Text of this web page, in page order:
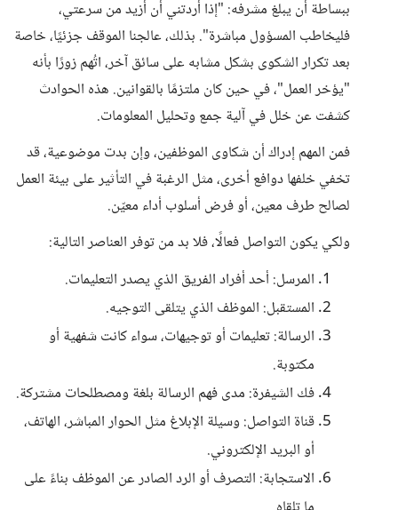
ببساطة أن يبلغ مشرفه: "إذا أردتني أن أزيد من سرعتي،
فليخاطب المسؤول مباشرة". بذلك، عالجنا الموقف جزئيًا، خاصة
بعد تكرار الشكوى بشكل مشابه على سائق آخر، اتُهم زورًا بأنه
"يؤخر العمل"، في حين كان ملتزمًا بالقوانين. هذه الحوادث
كشفت عن خلل في آلية جمع وتحليل المعلومات.
فمن المهم إدراك أن شكاوى الموظفين، وإن بدت موضوعية، قد
تخفي خلفها دوافع أخرى، مثل الرغبة في التأثير على بيئة العمل
لصالح طرف معين، أو فرض أسلوب أداء معيّن.
ولكي يكون التواصل فعالًا، فلا بد من توفر العناصر التالية:
المرسل: أحد أفراد الفريق الذي يصدر التعليمات.
المستقبل: الموظف الذي يتلقى التوجيه.
الرسالة: تعليمات أو توجيهات، سواء كانت شفهية أو
مكتوبة.
فك الشيفرة: مدى فهم الرسالة بلغة ومصطلحات مشتركة.
قناة التواصل: وسيلة الإبلاغ مثل الحوار المباشر، الهاتف،
أو البريد الإلكتروني.
الاستجابة: التصرف أو الرد الصادر عن الموظف بناءً على